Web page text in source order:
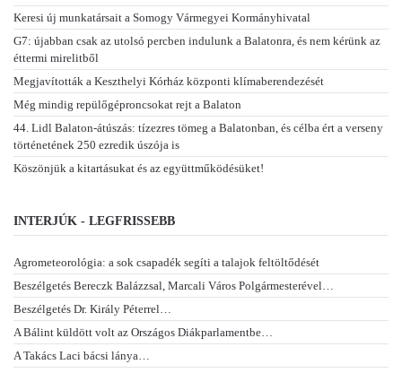
Keresi új munkatársait a Somogy Vármegyei Kormányhivatal
G7: újabban csak az utolsó percben indulunk a Balatonra, és nem kérünk az
éttermi mirelitből
Megjavították a Keszthelyi Kórház központi klímaberendezését
Még mindig repülőgéproncsokat rejt a Balaton
44. Lidl Balaton-átúszás: tízezres tömeg a Balatonban, és célba ért a verseny
történetének 250 ezredik úszója is
Köszönjük a kitartásukat és az együttműködésüket!
INTERJÚK - LEGFRISSEBB
Agrometeorológia: a sok csapadék segíti a talajok feltöltődését
Beszélgetés Bereczk Balázzsal, Marcali Város Polgármesterével…
Beszélgetés Dr. Király Péterrel…
A Bálint küldött volt az Országos Diákparlamentbe…
A Takács Laci bácsi lánya…